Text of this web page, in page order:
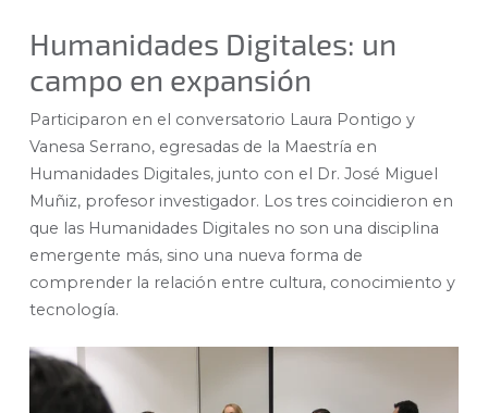
Humanidades Digitales: un
campo en expansión
Participaron en el conversatorio Laura Pontigo y
Vanesa Serrano, egresadas de la Maestría en
Humanidades Digitales, junto con el Dr. José Miguel
Muñiz, profesor investigador. Los tres coincidieron en
que las Humanidades Digitales no son una disciplina
emergente más, sino una nueva forma de
comprender la relación entre cultura, conocimiento y
tecnología.